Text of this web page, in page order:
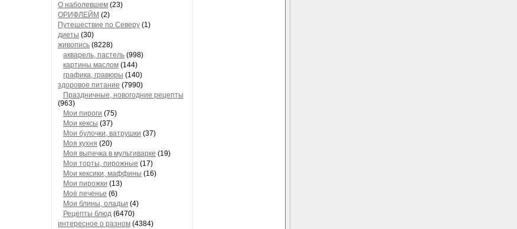
О наболевшем (23)
ОРИФЛЕЙМ (2)
Путешествие по Северу (1)
диеты (30)
живопись (8228)
акварель, пастель (998)
картины маслом (144)
графика, гравюры (140)
здоровое питание (7990)
Праздничные, новогодние рецепты
(963)
Мои пироги (75)
Мои кексы (37)
Мои булочки, ватрушки (37)
Моя кухня (20)
Моя выпечка в мультиварке (19)
Мои торты, пирожные (17)
Мои кексики, маффины (16)
Мои пирожки (13)
Моё печенье (6)
Мои блины, оладьи (4)
Рецепты блюд (6470)
интересное о разном (4384)